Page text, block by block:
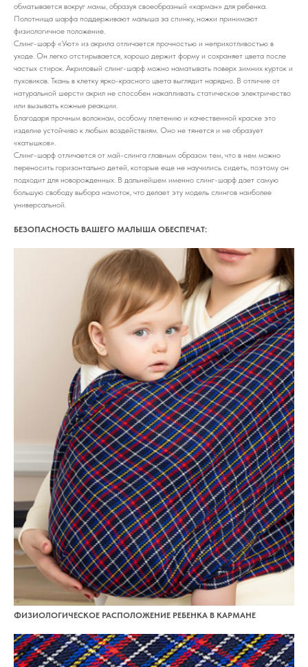
обматывается вокруг мамы, образуя своеобразный «карман» для ребенка.
Полотнища шарфа поддерживают малыша за спинку, ножки принимают
физиологичное положение.
Слинг-шарф «Уют» из акрила отличается прочностью и неприхотливостью в
уходе. Он легко отстирывается, хорошо держит форму и сохраняет цвета после
частых стирок. Акриловый слинг-шарф можно наматывать поверх зимних курток и
пуховиков. Ткань в клетку ярко-красного цвета выглядит нарядно. В отличие от
натуральной шерсти акрил не способен накапливать статическое электричество
или вызывать кожные реакции.
Благодаря прочным волокнам, особому плетению и качественной краске это
изделие устойчиво к любым воздействиям. Оно не тянется и не образует
«катышков».
Слинг-шарф отличается от май-слинга главным образом тем, что в нем можно
переносить горизонтально детей, которые еще не научились сидеть, поэтому он
подходит для новорожденных. В дальнейшем именно слинг-шарф дает самую
большую свободу выбора намоток, что делает эту модель слингов наиболее
универсальной.
БЕЗОПАСНОСТЬ ВАШЕГО МАЛЫША ОБЕСПЕЧАТ:
ФИЗИОЛОГИЧЕСКОЕ РАСПОЛОЖЕНИЕ РЕБЕНКА В КАРМАНЕ